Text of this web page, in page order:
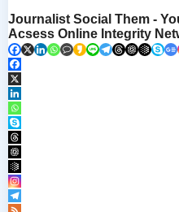
Journalist Social Them -
Acsess Online Integrity